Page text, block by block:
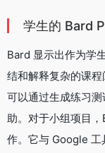
学生的 Bard
Bard 显示出作为学
结和解释复杂的课
可以通过生成练习
助。对于小组项目
作。它与 Google 工